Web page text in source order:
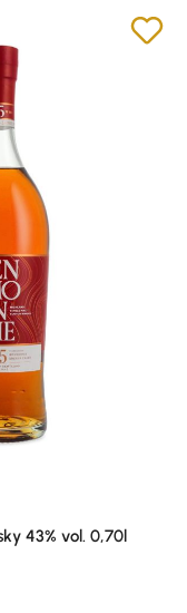
43% vol. 0,70l